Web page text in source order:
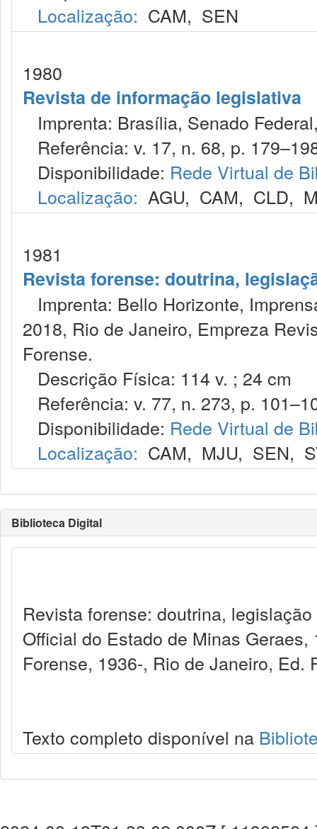
Localização: CAM, SEN
1980
Revista de informação legislativa
Imprenta: Brasília, Senado
Referência: v. 17, n. 68, p.
Disponibilidade: Rede Virtual de
Localização: AGU, CAM, CLD,
1981
Revista forense: doutrina,
Imprenta: Bello Horizonte,
2018, Rio de Janeiro, Empreza
Forense.
Descrição Física: 114 v. ; 24 cm
Referência: v. 77, n. 273, p.
Disponibilidade: Rede Virtual de
Localização: CAM, MJU, SEN,
Biblioteca Digital
Revista forense: doutrina,
Official do Estado de Minas
Forense, 1936-, Rio de Janeiro, Ed.
Texto completo disponível na